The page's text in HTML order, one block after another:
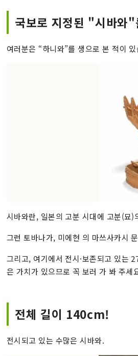
국보로 지정된 "시바와"
여러분은 “하니와”를 생으로 본 적이
시바와란, 일본의 고분 시대에 고분(묘
그런 토바나가, 미에현 의 마쓰사카시
그리고, 여기에서 전시·보존되고 있는
은 가치가 있으므로 꼭 보러 가 봐 주세
전체 길이 140cm!
전시되고 있는 수많은 시바와.